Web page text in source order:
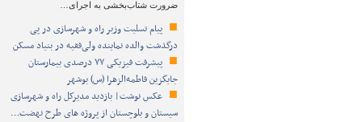
ضرورت شتاب‌بخشی به اجرای…
پیام تسلیت وزیر راه و شهرسازی در پی
درگذشت والده نماینده ولی‌فقیه در بنیاد مسکن
پیشرفت فیزیکی ۷۷ درصدی بیمارستان
جایگزین فاطمه‌الزهرا (س) بوشهر
عکس نوشت| بازدید مدیرکل راه و شهرسازی
سیستان و بلوچستان از پروژه های طرح نهضت…